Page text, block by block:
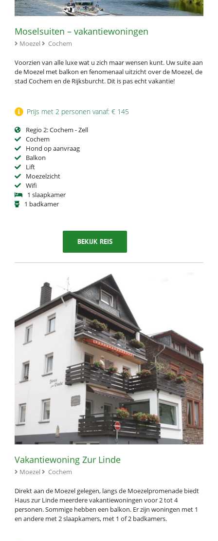
Moselsuiten – vakantiewoningen
Moezel Cochem
Voorzien van alle luxe wat u zich maar wensen kunt. Uw suite aan
de Moezel met balkon en fenomenaal uitzicht over de Moezel, de
stad Cochem en de Rijksburcht. Dit is pas echt vakantie!
Prijs met 2 personen vanaf: € 145
Regio 2: Cochem - Zell
Cochem
Hond op aanvraag
Balkon
Lift
Moezelzicht
Wifi
1 slaapkamer
1 badkamer
BEKIJK REIS
Vakantiewoning Zur Linde
Moezel Cochem
Direkt aan de Moezel gelegen, langs de Moezelpromenade biedt
Haus zur Linde meerdere vakantiewoningen voor 2 tot 4
personen. Sommige hebben een balkon. Er zijn woningen met 1
en andere met 2 slaapkamers, met 1 of 2 badkamers.